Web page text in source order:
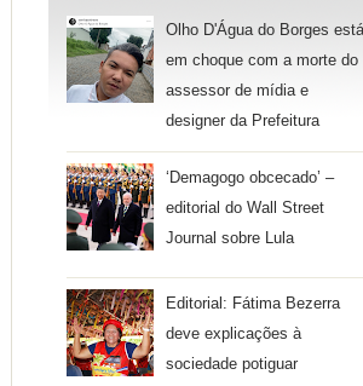
Olho D'Água do Borges
em choque com a morte do
assessor de mídia e
designer da Prefeitura
‘Demagogo obcecado’ –
editorial do Wall Street
Journal sobre Lula
Editorial: Fátima Bezerra
deve explicações à
sociedade potiguar